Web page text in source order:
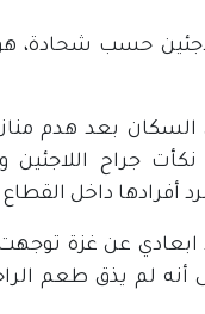
حسب شحادة،
السكان بعد هدم
جراح اللاجئين
أفرادها داخل
عن غزة
أنه لم يذق طعم